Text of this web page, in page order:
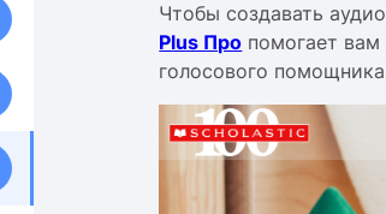
Чтобы создавать
Plus Про помогает
голосового